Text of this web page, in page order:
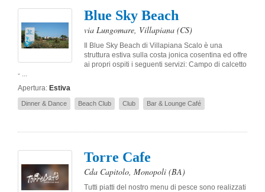
Blue Sky Beach
via Lungomare, Villapiana (CS)
Il Blue Sky Beach di Villapiana Scalo è una
struttura estiva sulla costa jonica cosentina ed offre
ai propri ospiti i seguenti servizi: Campo di calcetto
- ...
Apertura: Estiva
Dinner & Dance Beach Club Club Bar & Lounge Café
Torre Cafe
Cda Capitolo, Monopoli (BA)
Tutti piatti del nostro menu di pesce sono realizzati